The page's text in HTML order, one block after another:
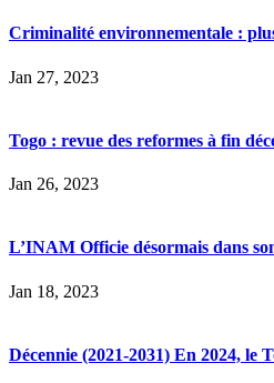
Criminalité environnementale :
Jan 27, 2023
Togo : revue des reformes à fin
Jan 26, 2023
L’INAM Officie désormais dans
Jan 18, 2023
Décennie (2021-2031) En 2024, le